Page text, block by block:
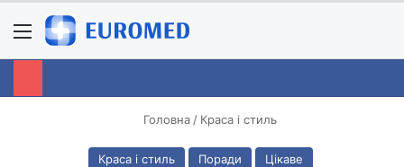
Menu
Головна / Краса і стиль
Краса і стиль Поради Цікаве